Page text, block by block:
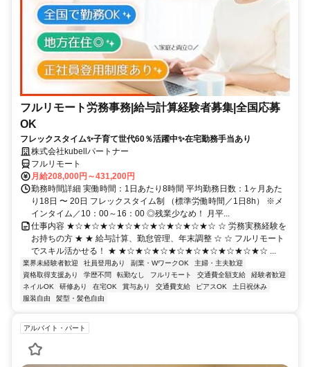
フルリモート労務事務|給与計算経験者募集|全国応募
OK
フレックスタイム✨子育て世代60％活躍中✨在宅勤務手当あり
株式会社kubellパートナー
フルリモート
月給208,000円～431,200円
勤務時間詳細 実働時間：1日あたり8時間 平均勤務日数：1ヶ月あた
り18日 〜 20日 フレックスタイム制 （標準労働時間／1日8h） ※メ
インタイム／10：00～16：00 ◎残業少なめ！ 月平...
仕事内容 ★☆★☆★☆★☆★☆★☆★☆★☆★☆ ☆ 労務実務経験を
お持ちの方 ★ ★ 給与計算、勤怠管理、年末調整 ☆ ☆ フルリモート
でスキル活かせる！ ★ ★☆★☆★☆★☆★☆★☆★☆★☆★☆ ...
業界未経験者歓迎 社員登用あり 副業・WワークOK
主婦・主夫歓迎
資格取得支援あり
学歴不問 転勤なし フルリモート 交通費全額支給
経験者歓迎
ネイルOK
研修あり 在宅OK 賞与あり 交通費支給 ピアスOK
土日祝休み
服装自由
髪型・髪色自由
アルバイト・パート